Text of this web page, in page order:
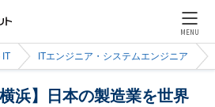
MENU
IT ITエンジニア・システムエンジニア
浜】日本の製造業を世界